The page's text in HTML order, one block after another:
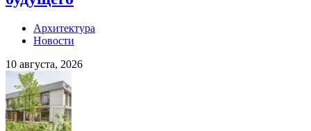
Архитектура
Новости
10 августа, 2026